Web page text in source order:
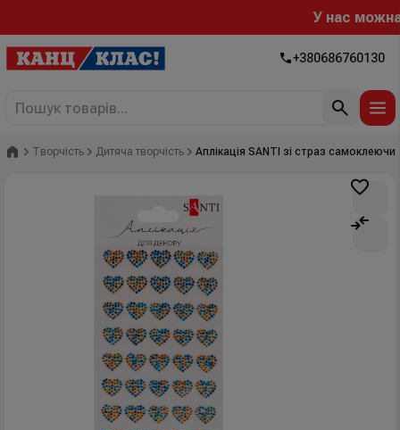
У нас можна
+380686760130
Головна
Творчість Дитяча творчість Аплікація SANTI зі страз